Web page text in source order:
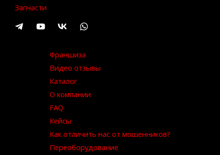
Запчасти
Франшиза
Видео отзывы
Каталог
О компании
FAQ
Кейсы
Как отличить нас от мошенников?
Переоборудование